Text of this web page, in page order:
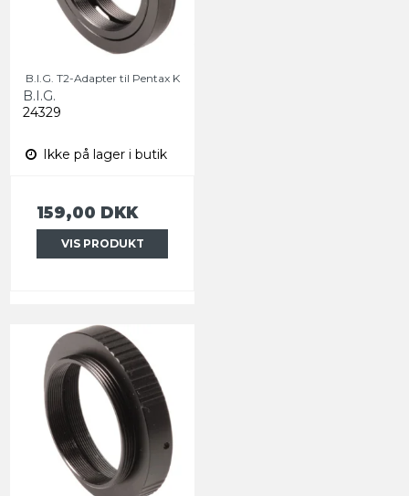
B.I.G. T2-Adapter til Pentax K
B.I.G.
24329
Ikke på lager i butik
159,00 DKK
VIS PRODUKT